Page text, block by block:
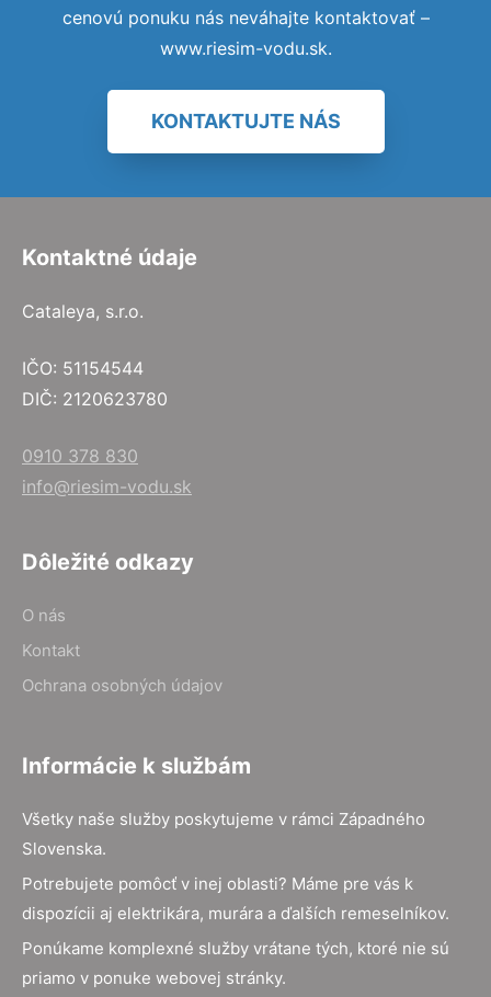
cenovú ponuku nás neváhajte kontaktovať –
www.riesim-vodu.sk.
KONTAKTUJTE NÁS
Kontaktné údaje
Cataleya, s.r.o.
IČO: 51154544
DIČ: 2120623780
0910 378 830
info@riesim-vodu.sk
Dôležité odkazy
O nás
Kontakt
Ochrana osobných údajov
Informácie k službám
Všetky naše služby poskytujeme v rámci Západného
Slovenska.
Potrebujete pomôcť v inej oblasti? Máme pre vás k
dispozícii aj elektrikára, murára a ďalších remeselníkov.
Ponúkame komplexné služby vrátane tých, ktoré nie sú
priamo v ponuke webovej stránky.